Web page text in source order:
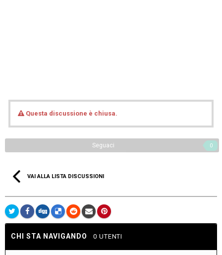
Questa discussione è chiusa.
Seguaci 0
VAI ALLA LISTA DISCUSSIONI
CHI STA NAVIGANDO 0 UTENTI